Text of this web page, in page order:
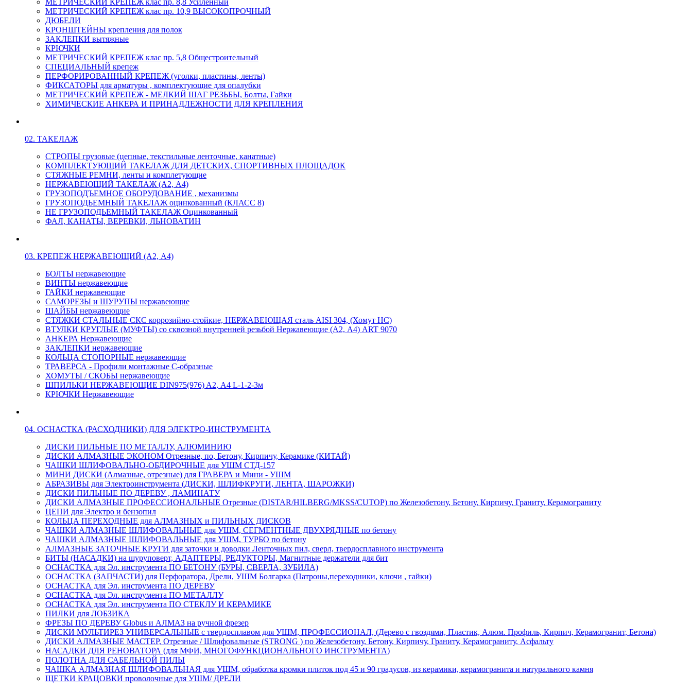
МЕТРИЧЕСКИЙ КРЕПЕЖ клас пр. 8,8 Усиленный
МЕТРИЧЕСКИЙ КРЕПЕЖ клас пр. 10,9 ВЫСОКОПРОЧНЫЙ
ДЮБЕЛИ
КРОНШТЕЙНЫ крепления для полок
ЗАКЛЕПКИ вытяжные
КРЮЧКИ
МЕТРИЧЕСКИЙ КРЕПЕЖ клас пр. 5,8 Общестроительный
СПЕЦИАЛЬНЫЙ крепеж
ПЕРФОРИРОВАННЫЙ КРЕПЕЖ (уголки, пластины, ленты)
ФИКСАТОРЫ для арматуры , комплектующие для опалубки
МЕТРИЧЕСКИЙ КРЕПЕЖ - МЕЛКИЙ ШАГ РЕЗЬБЫ, Болты, Гайки
ХИМИЧЕСКИЕ АНКЕРА И ПРИНАДЛЕЖНОСТИ ДЛЯ КРЕПЛЕНИЯ
02. ТАКЕЛАЖ
СТРОПЫ грузовые (цепные, текстильные ленточные, канатные)
КОМПЛЕКТУЮЩИЙ ТАКЕЛАЖ ДЛЯ ДЕТСКИХ, СПОРТИВНЫХ ПЛОЩАДОК
СТЯЖНЫЕ РЕМНИ, ленты и комплетующие
НЕРЖАВЕЮЩИЙ ТАКЕЛАЖ (А2, А4)
ГРУЗОПОДЪЕМНОЕ ОБОРУДОВАНИЕ , механизмы
ГРУЗОПОДЬЕМНЫЙ ТАКЕЛАЖ оцинкованный (КЛАСС 8)
НЕ ГРУЗОПОДЬЕМНЫЙ ТАКЕЛАЖ Оцинкованный
ФАЛ, КАНАТЫ, ВЕРЕВКИ, ЛЬНОВАТИН
03. КРЕПЕЖ НЕРЖАВЕЮЩИЙ (А2, А4)
БОЛТЫ нержавеющие
ВИНТЫ нержавеющие
ГАЙКИ нержавеющие
САМОРЕЗЫ и ШУРУПЫ нержавеющие
ШАЙБЫ нержавеющие
СТЯЖКИ СТАЛЬНЫЕ СКС коррозийно-стойкие, НЕРЖАВЕЮЩАЯ сталь AISI 304, (Хомут НС)
ВТУЛКИ КРУГЛЫЕ (МУФТЫ) со сквозной внутренней резьбой Нержавеющие (А2, А4) ART 9070
АНКЕРА Нержавеющие
ЗАКЛЕПКИ нержавеющие
КОЛЬЦА СТОПОРНЫЕ нержавеющие
ТРАВЕРСА - Профили монтажные С-образные
ХОМУТЫ / СКОБЫ нержавеющие
ШПИЛЬКИ НЕРЖАВЕЮЩИЕ DIN975(976) A2, А4 L-1-2-3м
КРЮЧКИ Нержавеющие
04. ОСНАСТКА (РАСХОДНИКИ) ДЛЯ ЭЛЕКТРО-ИНСТРУМЕНТА
ДИСКИ ПИЛЬНЫЕ ПО МЕТАЛЛУ, АЛЮМИНИЮ
ДИСКИ АЛМАЗНЫЕ ЭКОНОМ Отрезные, по, Бетону, Кирпичу, Керамике (КИТАЙ)
ЧАШКИ ШЛИФОВАЛЬНО-ОБДИРОЧНЫЕ для УШМ СТД-157
МИНИ ДИСКИ (Алмазные, отрезные) для ГРАВЕРА и Мини - УШМ
АБРАЗИВЫ для Электроинструмента (ДИСКИ, ШЛИФКРУГИ, ЛЕНТА, ШАРОЖКИ)
ДИСКИ ПИЛЬНЫЕ ПО ДЕРЕВУ , ЛАМИНАТУ
ДИСКИ АЛМАЗНЫЕ ПРОФЕССИОНАЛЬНЫЕ Отрезные (DISTAR/HILBERG/MKSS/CUTOP) по Железобетону, Бетону, Кирпичу, Граниту, Керамограниту
ЦЕПИ для Электро и бензопил
КОЛЬЦА ПЕРЕХОДНЫЕ для АЛМАЗНЫХ и ПИЛЬНЫХ ДИСКОВ
ЧАШКИ АЛМАЗНЫЕ ШЛИФОВАЛЬНЫЕ для УШМ, СЕГМЕНТНЫЕ ДВУХРЯДНЫЕ по бетону
ЧАШКИ АЛМАЗНЫЕ ШЛИФОВАЛЬНЫЕ для УШМ, ТУРБО по бетону
АЛМАЗНЫЕ ЗАТОЧНЫЕ КРУГИ для заточки и доводки Ленточных пил, сверл, твердосплавного инструмента
БИТЫ (НАСАДКИ) на шуруповерт, АДАПТЕРЫ, РЕДУКТОРЫ, Магнитные держатели для бит
ОСНАСТКА для Эл. инструмента ПО БЕТОНУ (БУРЫ, СВЕРЛА, ЗУБИЛА)
ОСНАСТКА (ЗАПЧАСТИ) для Перфоратора, Дрели, УШМ Болгарка (Патроны,переходники, ключи , гайки)
ОСНАСТКА для Эл. инструмента ПО ДЕРЕВУ
ОСНАСТКА для Эл. инструмента ПО МЕТАЛЛУ
ОСНАСТКА для Эл. инструмента ПО СТЕКЛУ И КЕРАМИКЕ
ПИЛКИ для ЛОБЗИКА
ФРЕЗЫ ПО ДЕРЕВУ Globus и АЛМАЗ на ручной фрезер
ДИСКИ МУЛЬТИРЕЗ УНИВЕРСАЛЬНЫЕ с твердосплавом для УШМ, ПРОФЕССИОНАЛ, (Дерево с гвоздями, Пластик, Алюм. Профиль, Кирпич, Керамогранит, Бетона)
ДИСКИ АЛМАЗНЫЕ МАСТЕР, Отрезные / Шлифовальные (STRONG ) по Железобетону, Бетону, Кирпичу, Граниту, Керамограниту, Асфальту
НАСАДКИ ДЛЯ РЕНОВАТОРА (для МФИ, МНОГОФУНКЦИОНАЛЬНОГО ИНСТРУМЕНТА)
ПОЛОТНА ДЛЯ САБЕЛЬНОЙ ПИЛЫ
ЧАШКА АЛМАЗНАЯ ШЛИФОВАЛЬНАЯ для УШМ, обработка кромки плиток под 45 и 90 градусов, из керамики, керамогранита и натурального камня
ЩЕТКИ КРАЦОВКИ проволочные для УШМ/ ДРЕЛИ